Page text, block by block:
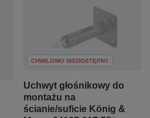
CHWILOWO NIEDOSTĘPNY
Uchwyt głośnikowy do
montażu na
ścianie/suficie König &